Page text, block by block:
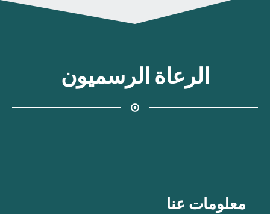
الرعاة الرسميون
معلومات عنا